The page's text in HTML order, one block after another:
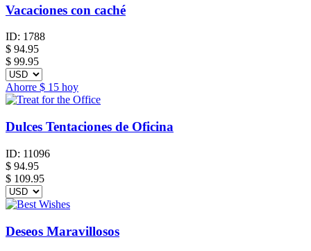
Vacaciones con caché
ID: 1788
$ 94.95
$ 99.95
Ahorre $ 15 hoy
Dulces Tentaciones de Oficina
ID: 11096
$ 94.95
$ 109.95
Deseos Maravillosos